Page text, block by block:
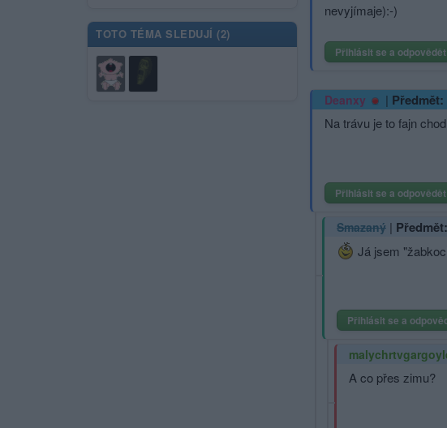
TOTO TÉMA SLEDUJÍ (2)
nevyjímaje):-)
Přihlásit se a odpovědět
Deanxy | Předmět:
Na trávu je to fajn
Přihlásit se a odpovědět
Smazaný | Předmět:
Já jsem
Přihlásit se a
A co přes zimu?